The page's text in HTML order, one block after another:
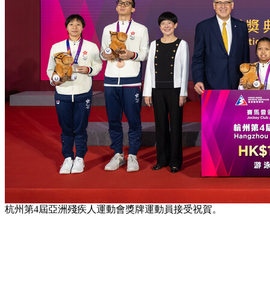
杭州第4屆亞洲殘疾人運動會獎牌運動員接受祝賀。